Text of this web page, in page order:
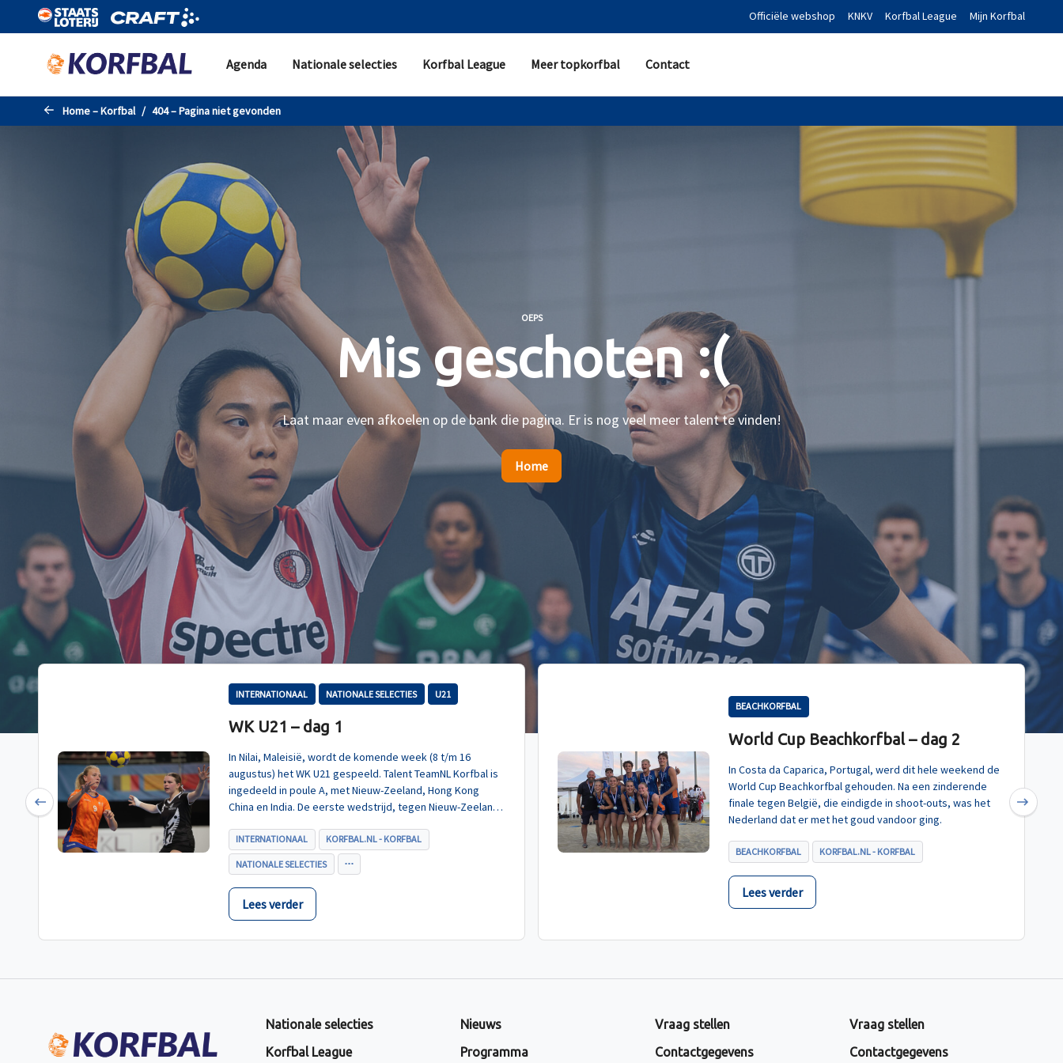
Naar de hoofdinhoud gaan Officiële webshop KNKV Korfbal League Mijn Korfbal
Agenda Nationale selecties Korfbal League Meer topkorfbal Contact
Home – Korfbal 404 – Pagina niet gevonden
OEPS
Mis geschoten :(
Laat maar even afkoelen op de bank die pagina. Er is nog veel meer talent te vinden!
Home
INTERNATIONAAL NATIONALE SELECTIES U21
WK U21 – dag 1
In Nilai, Maleisië, wordt de komende week (8 t/m 16
augustus) het WK U21 gespeeld. Talent TeamNL Korfbal is
ingedeeld in poule A, met Nieuw-Zeeland, Hong Kong
China en India. De eerste wedstrijd, tegen Nieuw-Zeeland
INTERNATIONAAL KORFBAL.NL - KORFBAL
NATIONALE SELECTIES
Lees verder
BEACHKORFBAL
World Cup Beachkorfbal – dag 2
In Costa da Caparica, Portugal, werd dit hele weekend de
World Cup Beachkorfbal gehouden. Na een zinderende
finale tegen België, die eindigde in shoot-outs, was het
Nederland dat er met het goud vandoor ging.
BEACHKORFBAL KORFBAL.NL - KORFBAL
Lees verder
Previous Next
Nationale selecties
Korfbal League
Nieuws
Programma
Vraag stellen
Contactgegevens
Vraag stellen
Contactgegevens